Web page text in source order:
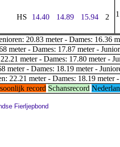
HS 14.40 14.89 15.94 2
20.83 meter - Dames: 16.36
meter - Dames: 17.87 meter -
meter - Dames: 17.80 meter -
meter - Dames: 18.19 meter -
22.21 meter - Dames: 18.19 meter
record Schansrecord
Fierljepbond